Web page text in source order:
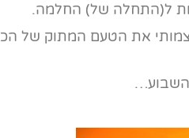
ל(התחלה של) החלמה.
את הטעם המתוק של
השבוע…